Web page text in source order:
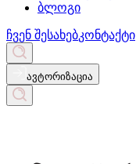
ბლოგი
ჩვენ შესახებკონტაქტი
ავტორიზაცია